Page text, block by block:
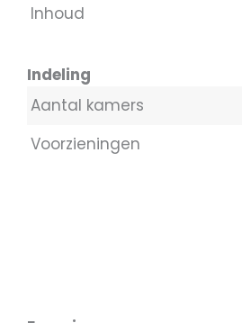
Inhoud
Indeling
Aantal kamers
Voorzieningen